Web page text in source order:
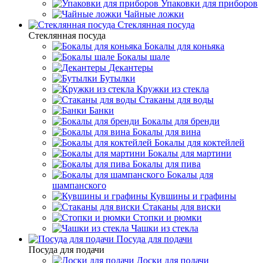
Упаковки для приборов
Чайные ложки
Стеклянная посуда
Стеклянная посуда
Бокалы для коньяка
Бокалы шале
Декантеры
Бутылки
Кружки из стекла
Стаканы для воды
Банки
Бокалы для бренди
Бокалы для вина
Бокалы для коктейлей
Бокалы для мартини
Бокалы для пива
Бокалы для
шампанского
Кувшины и графины
Стаканы для виски
Стопки и рюмки
Чашки из стекла
Посуда для подачи
Посуда для подачи
Доски для подачи